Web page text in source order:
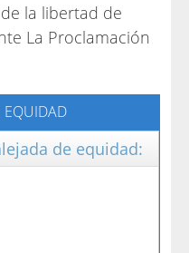
la libertad de
La Proclamación
EQUIDAD
de equidad: